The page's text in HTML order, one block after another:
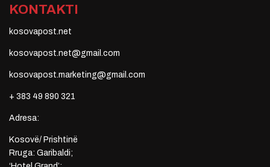
KONTAKTI
kosovapost.net
kosovapost.net@gmail.com
kosovapost.marketing@gmail.com
+ 383 49 890 321
Adresa:
Kosovë/ Prishtinë
Rruga: Garibaldi;